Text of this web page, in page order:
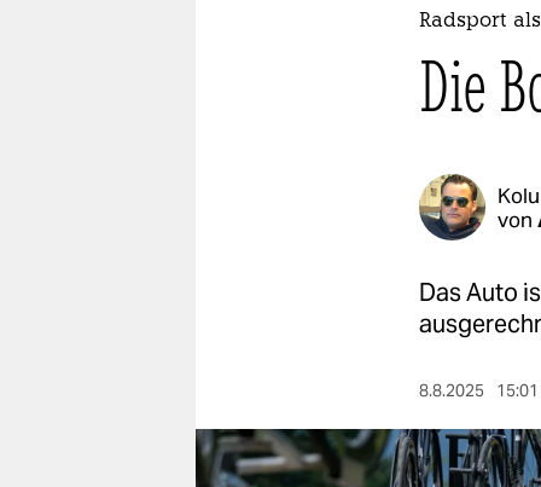
verlag
Radsport
Die
von
Das Auto
8.8.2025